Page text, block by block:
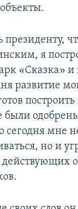
президенту,
я
«Сказка» и
развитие
были
мне
но и